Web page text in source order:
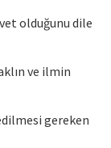
olduğunu dile
ve ilmin
gereken